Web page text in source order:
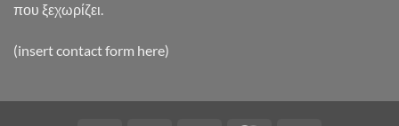
που ξεχωρίζει.
(insert contact form here)